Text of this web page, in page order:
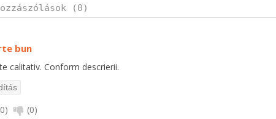
(0)
bun
calitativ. Conform descrierii.
0) (0)